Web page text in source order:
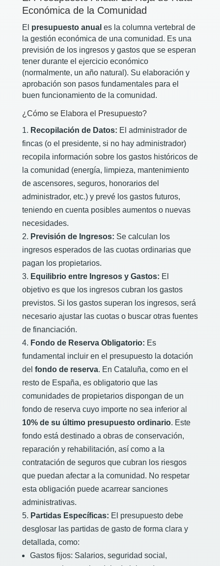
Económica de la Comunidad
El presupuesto anual es la columna vertebral de
la gestión económica de una comunidad. Es una
previsión de los ingresos y gastos que se esperan
tener durante el ejercicio económico
(normalmente, un año natural). Su elaboración y
aprobación son pasos fundamentales para el
buen funcionamiento de la comunidad.
¿Cómo se Elabora el Presupuesto?
Recopilación de Datos: El administrador de
fincas (o el presidente, si no hay administrador)
recopila información sobre los gastos históricos de
la comunidad (energía, limpieza, mantenimiento
de ascensores, seguros, honorarios del
administrador, etc.) y prevé los gastos futuros,
teniendo en cuenta posibles aumentos o nuevas
necesidades.
Previsión de Ingresos: Se calculan los
ingresos esperados de las cuotas ordinarias que
pagan los propietarios.
Equilibrio entre Ingresos y Gastos: El
objetivo es que los ingresos cubran los gastos
previstos. Si los gastos superan los ingresos, será
necesario ajustar las cuotas o buscar otras fuentes
de financiación.
Fondo de Reserva Obligatorio: Es
fundamental incluir en el presupuesto la dotación
del fondo de reserva. En Cataluña, como en el
resto de España, es obligatorio que las
comunidades de propietarios dispongan de un
fondo de reserva cuyo importe no sea inferior al
10% de su último presupuesto ordinario. Este
fondo está destinado a obras de conservación,
reparación y rehabilitación, así como a la
contratación de seguros que cubran los riesgos
que puedan afectar a la comunidad. No respetar
esta obligación puede acarrear sanciones
administrativas.
Partidas Específicas: El presupuesto debe
desglosar las partidas de gasto de forma clara y
detallada, como:
Gastos fijos: Salarios, seguridad social,